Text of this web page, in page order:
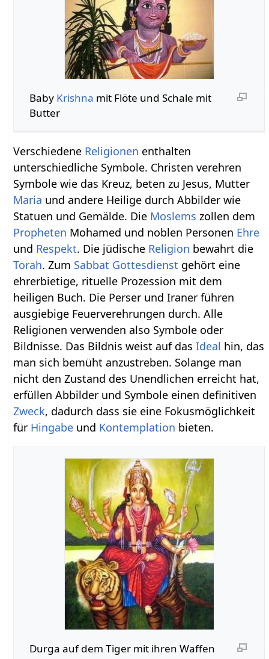
Baby Krishna mit Flöte und Schale mit
Butter
Verschiedene Religionen enthalten
unterschiedliche Symbole. Christen verehren
Symbole wie das Kreuz, beten zu Jesus, Mutter
Maria und andere Heilige durch Abbilder wie
Statuen und Gemälde. Die Moslems zollen dem
Propheten Mohamed und noblen Personen Ehre
und Respekt. Die jüdische Religion bewahrt die
Torah. Zum Sabbat Gottesdienst gehört eine
ehrerbietige, rituelle Prozession mit dem
heiligen Buch. Die Perser und Iraner führen
ausgiebige Feuerverehrungen durch. Alle
Religionen verwenden also Symbole oder
Bildnisse. Das Bildnis weist auf dasIdeal hin, das
man sich bemüht anzustreben. Solange man
nicht den Zustand des Unendlichen erreicht hat,
erfüllen Abbilder und Symbole einen definitiven
Zweck, dadurch dass sie eine Fokusmöglichkeit
für Hingabe und Kontemplation bieten.
Durga auf dem Tiger mit ihren Waffen